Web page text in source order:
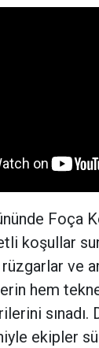
Foça
koşullar
ve
hem
sınadı.
ekipler